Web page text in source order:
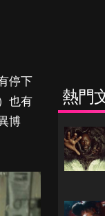
停下
也有
博
熱門